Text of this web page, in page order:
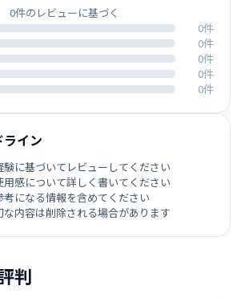
判
0件のレビューに基づく
0件
0件
0件
0件
0件
ライン
験に基づいてレビューしてください
用感について詳しく書いてください
考になる情報を含めてください
な内容は削除される場合があります